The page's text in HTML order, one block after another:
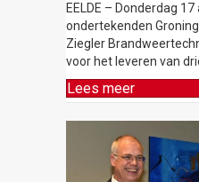
EELDE – Donderdag 17
ondertekenden
Ziegler
voor het leveren van
Lees meer